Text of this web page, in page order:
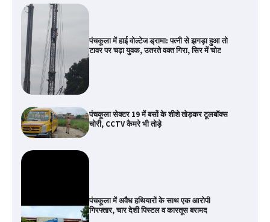
पंचकूला में हाई वोल्टेज ड्रामा: पत्नी से झगड़ा हुआ तो
टावर पर चढ़ा युवक, उतरते वक्त गिरा, सिर में चोट
पंचकूला सेक्टर 19 में बसों के शीशे तोड़कर टूलबॉक्स
चोरी, CCTV कैमरे भी तोड़े
पंचकूला में अवैध हथियारों के साथ एक आरोपी
गिरफ्तार, चार देशी पिस्टल व कारतूस बरामद